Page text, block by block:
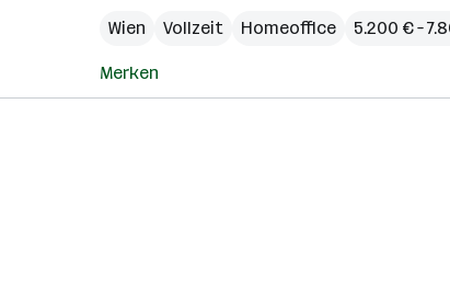
Wien
Vollzeit Homeoffice 5.200 € –
Merken